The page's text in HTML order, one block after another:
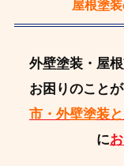
屋根塗
外壁塗装・屋
お困りのこと
市・外壁塗装
に